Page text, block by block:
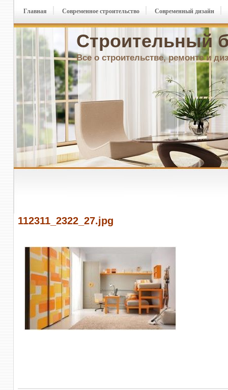
Строительный
Все о строительстве, ремонте и
Главная Современное строительство Современный дизайн
112311_2322_27.jpg